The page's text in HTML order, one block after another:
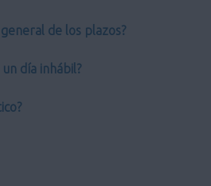
de los plazos?
día inhábil?